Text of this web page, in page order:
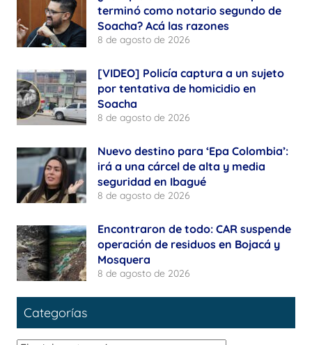
terminó como notario segundo de
Soacha? Acá las razones
8 de agosto de 2026
[VIDEO] Policía captura a un sujeto
por tentativa de homicidio en
Soacha
8 de agosto de 2026
Nuevo destino para ‘Epa Colombia’:
irá a una cárcel de alta y media
seguridad en Ibagué
8 de agosto de 2026
Encontraron de todo: CAR suspende
operación de residuos en Bojacá y
Mosquera
8 de agosto de 2026
Categorías